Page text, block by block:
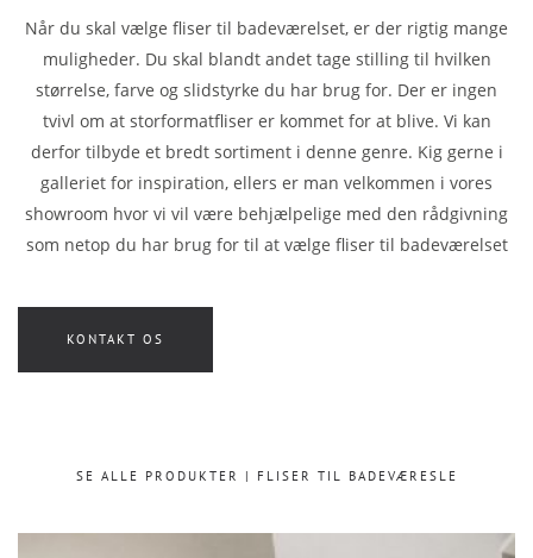
Når du skal vælge fliser til badeværelset, er der rigtig mange
muligheder. Du skal blandt andet tage stilling til hvilken
størrelse, farve og slidstyrke du har brug for. Der er ingen
tvivl om at storformatfliser er kommet for at blive. Vi kan
derfor tilbyde et bredt sortiment i denne genre. Kig gerne i
galleriet for inspiration, ellers er man velkommen i vores
showroom hvor vi vil være behjælpelige med den rådgivning
som netop du har brug for til at vælge fliser til badeværelset
KONTAKT OS
SE ALLE PRODUKTER | FLISER TIL BADEVÆRESLE